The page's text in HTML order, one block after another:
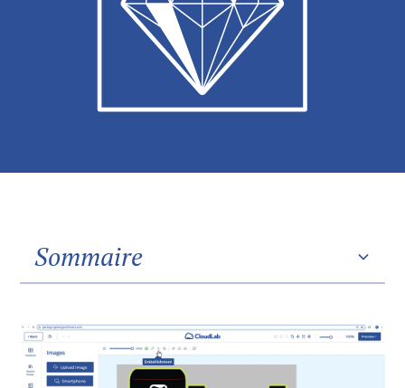
Sommaire